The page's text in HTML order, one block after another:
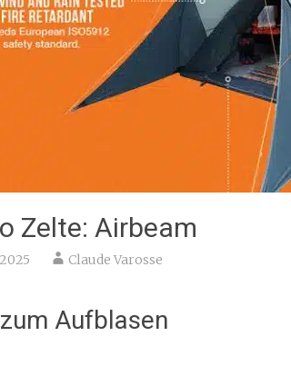
Zelte: Airbeam
Claude Varosse
Aufblasen